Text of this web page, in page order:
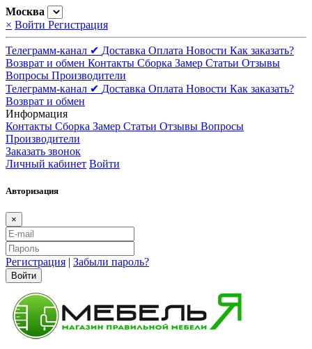
Москва
× Войти Регистрация
Телеграмм-канал ✔ Доставка Оплата Новости Как заказать?
Возврат и обмен Контакты Сборка Замер Статьи Отзывы
Вопросы Производители
Телеграмм-канал ✔ Доставка Оплата Новости Как заказать?
Возврат и обмен
Информация
Контакты Сборка Замер Статьи Отзывы Вопросы
Производители
Заказать звонок
Личный кабинет Войти
Авторизация
×
Регистрация | Забыли пароль?
Войти